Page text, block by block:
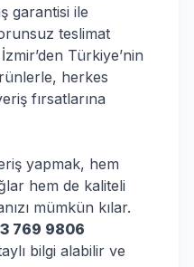
garantisi ile
teslimat
Türkiye’nin
herkes
fırsatlarına
yapmak, hem
hem de kaliteli
mümkün kılar.
769 9806
bilgi alabilir ve